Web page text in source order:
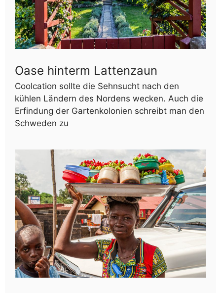
Oase hinterm Lattenzaun
Coolcation sollte die Sehnsucht nach den
kühlen Ländern des Nordens wecken. Auch die
Erfindung der Gartenkolonien schreibt man den
Schweden zu